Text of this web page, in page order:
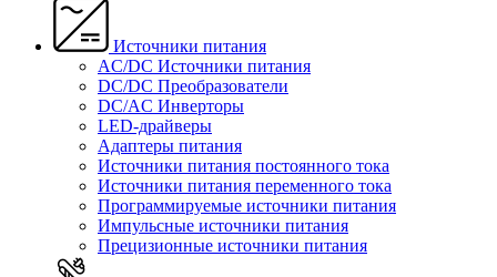
Источники питания
AC/DC Источники питания
DC/DC Преобразователи
DC/AC Инверторы
LED-драйверы
Адаптеры питания
Источники питания постоянного тока
Источники питания переменного тока
Программируемые источники питания
Импульсные источники питания
Прецизионные источники питания